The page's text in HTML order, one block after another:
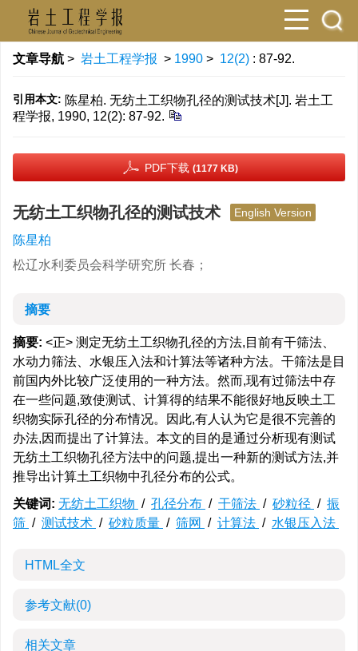
文章导航 > 岩土工程学报 > 1990 > 12(2) : 87-92.
引用本文: 陈星柏. 无纺土工织物孔径的测试技术[J]. 岩土工
程学报, 1990, 12(2): 87-92.
PDF下载 (1177 KB)
无纺土工织物孔径的测试技术 English Version
陈星柏
松辽水利委员会科学研究所 长春；
摘要
摘要: <正> 测定无纺土工织物孔径的方法,目前有干筛法、
水动力筛法、水银压入法和计算法等诸种方法。干筛法是目
前国内外比较广泛使用的一种方法。然而,现有过筛法中存
在一些问题,致使测试、计算得的结果不能很好地反映土工
织物实际孔径的分布情况。因此,有人认为它是很不完善的
办法,因而提出了计算法。本文的目的是通过分析现有测试
无纺土工织物孔径方法中的问题,提出一种新的测试方法,并
推导出计算土工织物中孔径分布的公式。
关键词: 无纺土工织物 / 孔径分布 / 干筛法 / 砂粒径 / 振
筛 / 测试技术 / 砂粒质量 / 筛网 / 计算法 / 水银压入法
HTML全文
参考文献(0)
相关文章